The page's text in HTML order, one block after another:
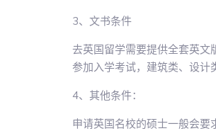
3、文书条件
去英国留学需要提供全套英文
参加入学考试，建筑类、设计
4、其他条件：
申请英国名校的硕士一般会